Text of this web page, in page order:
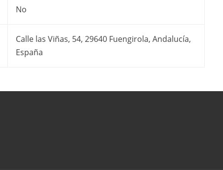
No
Calle las Viñas, 54, 29640 Fuengirola, Andalucía,
España